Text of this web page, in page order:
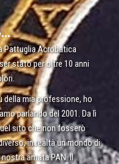
Pattuglia Acrobatica
stato per oltre 10 anni
della mia professione, ho
parlando del 2001. Da lì
sito che non fosserò
in realtà un mondo di
amata PAN. Il